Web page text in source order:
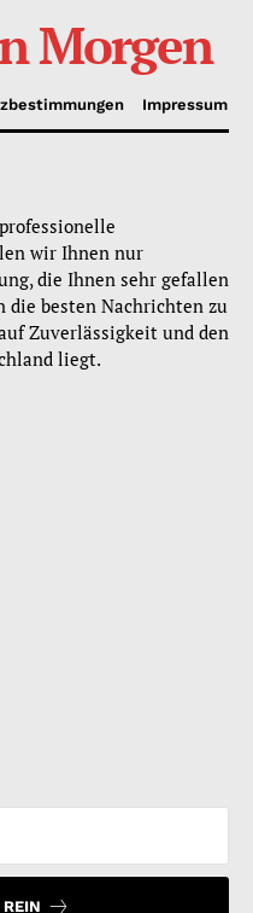
Morgen
Impressum
wir Ihnen nur
die Ihnen sehr gefallen
die besten Nachrichten zu
Zuverlässigkeit und den
liegt.